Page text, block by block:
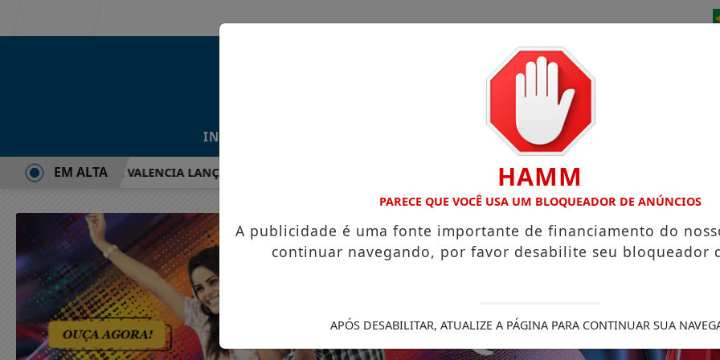
INÍCIO CEARÁ / ENTRETENIMENTO
E NATHALIA VALENCIA LANÇAM "PENTECOSTES", NOVA CANÇÃO INSPIRADA EM ATOS 2 MEGA SENA ACUMULA E
EM ALTA HAMM
PARECE QUE VOCÊ USA UM BLOQUEADOR DE ANÚNCIOS
A publicidade é uma fonte importante de financiamento do
continuar navegando, por favor desabilite seu bloqueador
APÓS DESABILITAR, ATUALIZE A PÁGINA PARA CONTINUAR SUA